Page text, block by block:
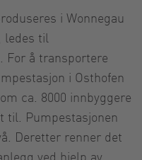
i Wonnegau
ledes til
For å transportere
i Osthofen
ca. 8000 innbyggere
til. Pumpestasjonen
Deretter renner det
ved hjelp av